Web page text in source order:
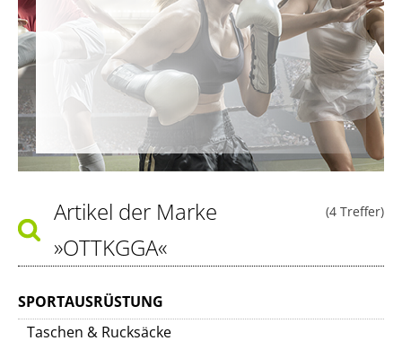
(4 Treffer)
Artikel der Marke
»OTTKGGA«
SPORTAUSRÜSTUNG
Taschen & Rucksäcke